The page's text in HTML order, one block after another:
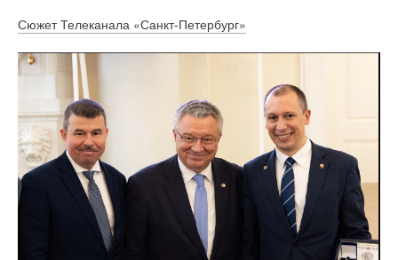
Сюжет Телеканала «Санкт-Петербург»